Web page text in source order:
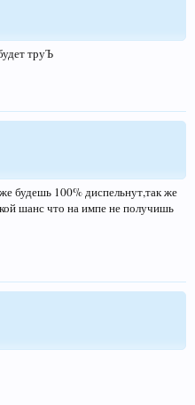
труЪ
будешь 100% диспельнут,так же
шанс что на импе не получишь